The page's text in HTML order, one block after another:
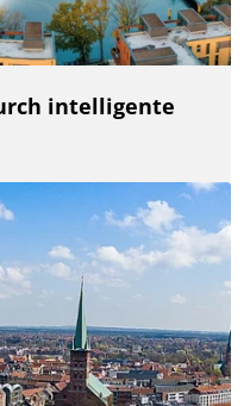
intelligente